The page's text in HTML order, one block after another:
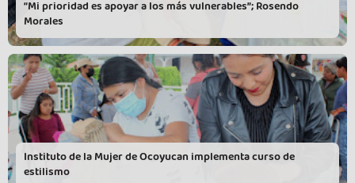
“Mi prioridad es apoyar a los más vulnerables”; Rosendo
Morales
Instituto de la Mujer de Ocoyucan implementa curso de
estilismo